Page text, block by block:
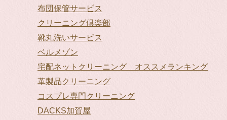
布団保管サービス
クリーニング倶楽部
靴丸洗いサービス
ベルメゾン
宅配ネットクリーニング オススメランキング
革製品クリーニング
コスプレ専門クリーニング
DACKS加賀屋